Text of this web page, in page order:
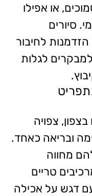
או אפילו
סיורים
לחיבור
לגלות
צפויה
ובריאה כאחד.
מחווה
טריים
דגש על אכילה